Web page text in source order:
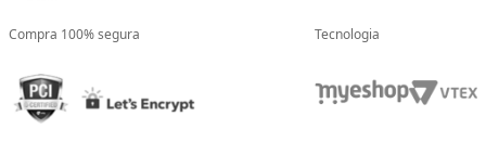
Compra 100% segura Tecnologia